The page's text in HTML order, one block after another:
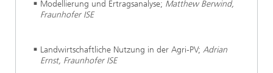
Modellierung und Ertragsanalyse; Matthew Berwind,
Fraunhofer ISE
Landwirtschaftliche Nutzung in der Agri-PV; Adrian
Ernst, Fraunhofer ISE